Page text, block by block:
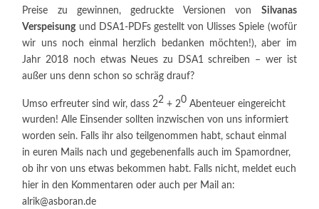
Preise zu gewinnen, gedruckte Versionen von Silvanas
Verspeisungund DSA1-PDFs gestellt von Ulisses Spiele (wofür
wir uns noch einmal herzlich bedanken möchten!), aber im
Jahr 2018 noch etwas Neues zu DSA1 schreiben – wer ist
außer uns denn schon so schräg drauf?
Umso erfreuter sind wir, dass 22 + 20 Abenteuer eingereicht
wurden! Alle Einsender sollten inzwischen von uns informiert
worden sein. Falls ihr also teilgenommen habt, schaut einmal
in euren Mails nach und gegebenenfalls auch im Spamordner,
ob ihr von uns etwas bekommen habt. Falls nicht, meldet euch
hier in den Kommentaren oder auch per Mail an:
alrik@asboran.de